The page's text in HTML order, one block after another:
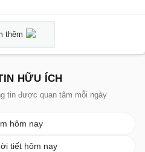
thêm
HỮU ÍCH
tin được quan tâm mỗi ngày
hôm nay
tiết hôm nay